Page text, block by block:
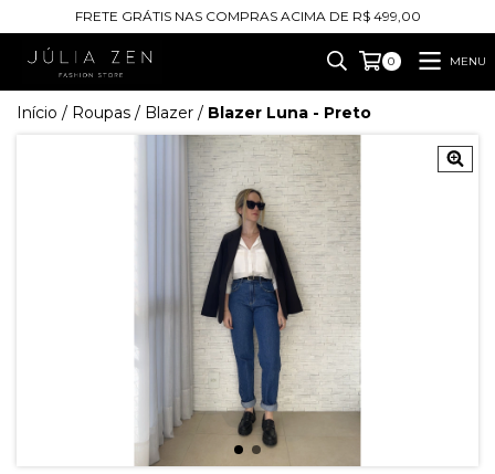
FRETE GRÁTIS NAS COMPRAS ACIMA DE R$ 499,00
0 MENU
Início / Roupas / Blazer / Blazer Luna - Preto